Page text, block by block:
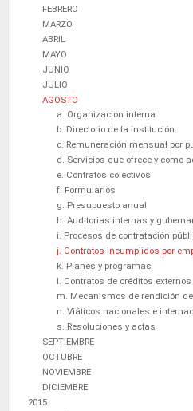
FEBRERO
MARZO
ABRIL
MAYO
JUNIO
JULIO
AGOSTO
a. Organización interna
b. Directorio de la institución
c. Remuneración mensual por
d. Servicios que ofrece y como
e. Contratos colectivos
f. Formularios
g. Presupuesto anual
h. Auditorias internas y
i. Procesos de contratación
j. Contratos incumplidos por
k. Planes y programas
l. Contratos de créditos
m. Mecanismos de rendición
n. Viáticos nacionales e
s. Resoluciones y actas
SEPTIEMBRE
OCTUBRE
NOVIEMBRE
DICIEMBRE
2015